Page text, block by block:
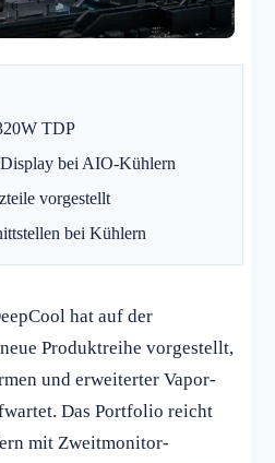
TDP
bei AIO-Kühlern
vorgestellt
bei Kühlern
hat auf der
Produktreihe vorgestellt,
und erweiterter Vapor-
Das Portfolio reicht
mit Zweitmonitor-